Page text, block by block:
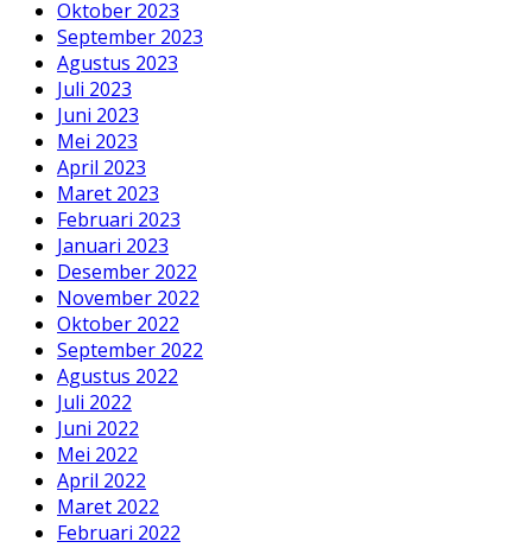
Oktober 2023
September 2023
Agustus 2023
Juli 2023
Juni 2023
Mei 2023
April 2023
Maret 2023
Februari 2023
Januari 2023
Desember 2022
November 2022
Oktober 2022
September 2022
Agustus 2022
Juli 2022
Juni 2022
Mei 2022
April 2022
Maret 2022
Februari 2022